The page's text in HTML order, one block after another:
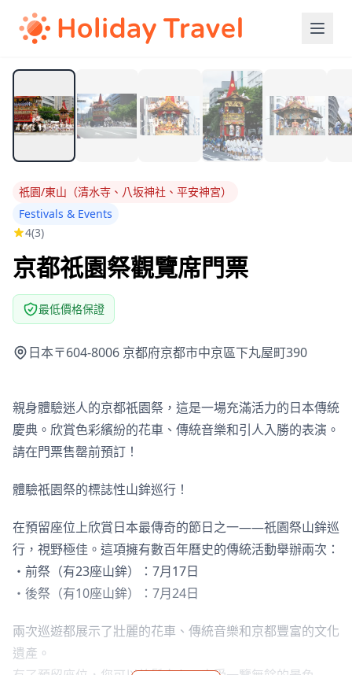
祇園/東山（清水寺、八坂神社、平安神宮）
Festivals & Events
4(3)
京都祇園祭觀覽席門票
最低價格保證
日本〒604-8006 京都府京都市中京區下丸屋町390
親身體驗迷人的京都祇園祭，這是一場充滿活力的日本傳統
慶典。欣賞色彩繽紛的花車、傳統音樂和引人入勝的表演。
請在門票售罄前預訂！
體驗祇園祭的標誌性山鉾巡行！
在預留座位上欣賞日本最傳奇的節日之一——祇園祭山鉾巡
行，視野極佳。這項擁有數百年曆史的傳統活動舉辦兩次：
・前祭（有23座山鉾）：7月17日
・後祭（有10座山鉾）：7月24日
兩次巡遊都展示了壯麗的花車、傳統音樂和京都豐富的文化
遺產。